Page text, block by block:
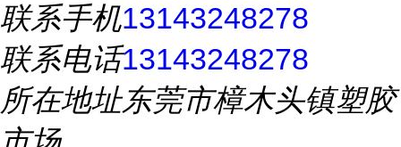
联系手机13143248278
联系电话13143248278
所在地址东莞市樟木头镇塑胶